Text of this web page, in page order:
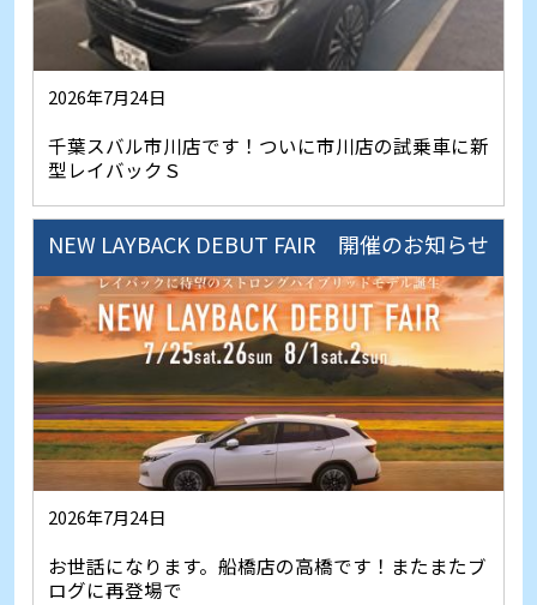
2026年7月24日
千葉スバル市川店です！ついに市川店の試乗車に新
型レイバックＳ
NEW LAYBACK DEBUT FAIR 開催のお知らせ
2026年7月24日
お世話になります。船橋店の高橋です！またまたブ
ログに再登場で